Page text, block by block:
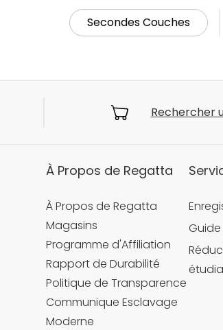
Secondes Couches
Rechercher
À Propos de Regatta
À Propos de Regatta
Magasins
Programme d'Affiliation
Rapport de Durabilité
Politique de Transparence
Communique Esclavage
Moderne
Guide